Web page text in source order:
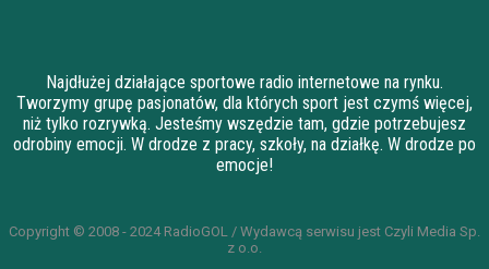
Najdłużej działające sportowe radio internetowe na rynku.
Tworzymy grupę pasjonatów, dla których sport jest czymś więcej,
niż tylko rozrywką. Jesteśmy wszędzie tam, gdzie potrzebujesz
odrobiny emocji. W drodze z pracy, szkoły, na działkę. W drodze po
emocje!
Copyright © 2008 - 2024 RadioGOL / Wydawcą serwisu jest Czyli Media Sp.
z o.o.